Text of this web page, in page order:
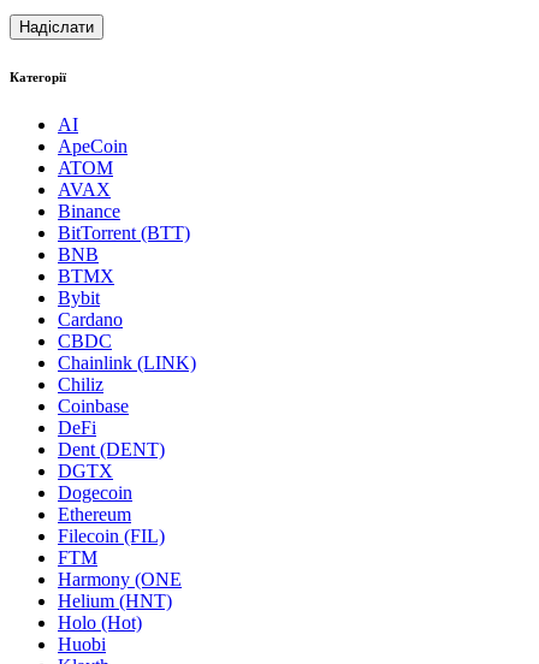
Категорії
AI
ApeCoin
ATOM
AVAX
Binance
BitTorrent (BTT)
BNB
BTMX
Bybit
Cardano
CBDC
Chainlink (LINK)
Chiliz
Coinbase
DeFi
Dent (DENT)
DGTX
Dogecoin
Ethereum
Filecoin (FIL)
FTM
Harmony (ONE
Helium (HNT)
Holo (Hot)
Huobi